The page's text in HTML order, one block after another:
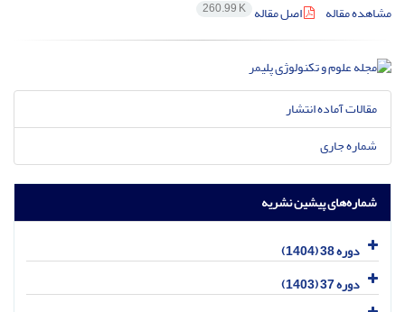
مشاهده مقاله
اصل مقاله 260.99 K
مقالات آماده انتشار
شماره جاری
شماره‌های پیشین نشریه
دوره 38 (1404)
دوره 37 (1403)